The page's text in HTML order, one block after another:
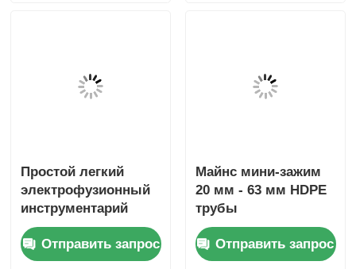
Простой легкий
электрофузионный
инструментарий
локомотив 20 мм -
32 ммОтправить запрос
Майнс мини-зажим
20 мм - 63 мм HDPE
трубы
электрофузионные
инструменты
Отправить запрос